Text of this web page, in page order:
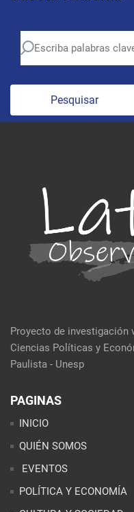
Proyecto de
Ciencias Políticas y
Paulista - Unesp
QUIÉN SOMOS
EVENTOS
CULTURA Y SOCIEDAD
SEMBLANZA DE LA
ARTÍCULOS
ANÁLISIS
CONTACTO